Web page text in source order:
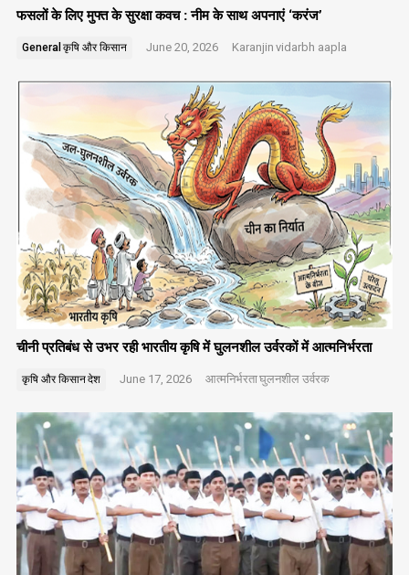
फसलों के लिए मुफ्त के सुरक्षा कवच : नीम के साथ अपनाएं ‘करंज’
General कृषि और किसान June 20, 2026 Karanjin vidarbh aapla
चीनी प्रतिबंध से उभर रही भारतीय कृषि में घुलनशील उर्वरकों में आत्मनिर्भरता
कृषि और किसानदेश June 17, 2026 आत्मनिर्भरताघुलनशील उर्वरक